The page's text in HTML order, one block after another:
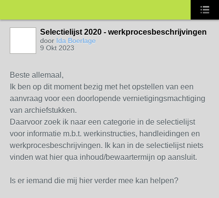
Selectielijst 2020 - werkprocesbeschrijvingen
door Ida Boerlage
9 Okt 2023
Beste allemaal,
Ik ben op dit moment bezig met het opstellen van een
aanvraag voor een doorlopende vernietigingsmachtiging
van archiefstukken.
Daarvoor zoek ik naar een categorie in de selectielijst
voor informatie m.b.t. werkinstructies, handleidingen en
werkprocesbeschrijvingen. Ik kan in de selectielijst niets
vinden wat hier qua inhoud/bewaartermijn op aansluit.
Is er iemand die mij hier verder mee kan helpen?